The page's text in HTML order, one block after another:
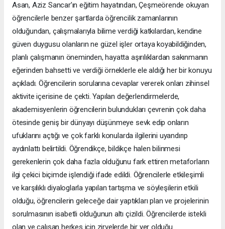
Asan, Aziz Sancar’ın eğitim hayatından, Çeşmeörende okuyan
öğrencilerle benzer şartlarda öğrencilik zamanlarının
olduğundan, çalışmalarıyla bilime verdiği katkılardan, kendine
güven duygusu olanların ne güzel işler ortaya koyabildiğinden,
planlı çalışmanın öneminden, hayatta aşırılıklardan sakınmanın
eğerinden bahsetti ve verdiği örneklerle ele aldığı her bir konuyu
açıkladı. Öğrencilerin sorularına cevaplar vererek onları zihinsel
aktivite içerisine de çekti. Yapılan değerlendirmelerde,
akademisyenlerin öğrencilerin bulundukları çevrenin çok daha
ötesinde geniş bir dünyayı düşünmeye sevk edip onların
ufuklarını açtığı ve çok farklı konularda ilgilerini uyandırıp
aydınlattı belirtildi. Öğrendikçe, bildikçe halen bilinmesi
gerekenlerin çok daha fazla olduğunu fark ettiren metaforların
ilgi çekici biçimde işlendiği ifade edildi. Öğrencilerle etkileşimli
ve karşılıklı diyaloglarla yapılan tartışma ve söyleşilerin etkili
olduğu, öğrencilerin geleceğe dair yaptıkları plan ve projelerinin
sorulmasının isabetli olduğunun altı çizildi. Öğrencilerde istekli
olan ve çalışan herkes için zirvelerde bir yer olduğu